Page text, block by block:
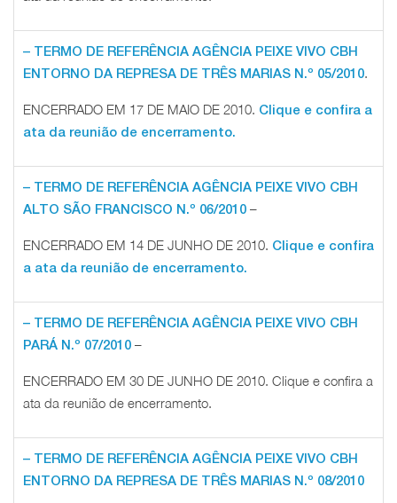
– TERMO DE REFERÊNCIA AGÊNCIA PEIXE VIVO CBH
ENTORNO DA REPRESA DE TRÊS MARIAS N.º 05/2010.
ENCERRADO EM 17 DE MAIO DE 2010. Clique e confira a
ata da reunião de encerramento.
– TERMO DE REFERÊNCIA AGÊNCIA PEIXE VIVO CBH
ALTO SÃO FRANCISCO N.º 06/2010 –
ENCERRADO EM 14 DE JUNHO DE 2010. Clique e confira
a ata da reunião de encerramento.
– TERMO DE REFERÊNCIA AGÊNCIA PEIXE VIVO CBH
PARÁ N.º 07/2010 –
ENCERRADO EM 30 DE JUNHO DE 2010. Clique e confira a
ata da reunião de encerramento.
– TERMO DE REFERÊNCIA AGÊNCIA PEIXE VIVO CBH
ENTORNO DA REPRESA DE TRÊS MARIAS N.º 08/2010